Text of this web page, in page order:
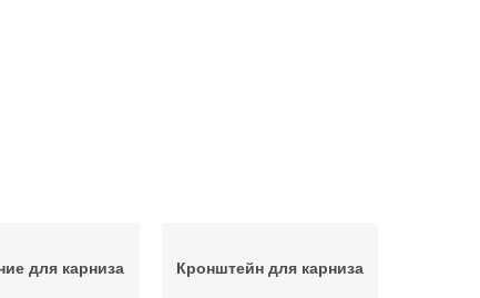
для карниза Кронштейн для карниза